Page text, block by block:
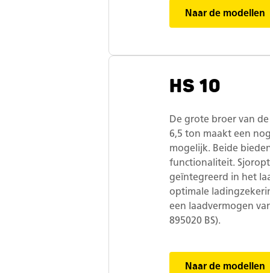
Naar de modellen
HS 10
De grote broer van
6,5 ton maakt een
mogelijk. Beide
functionaliteit.
geïntegreerd in het
optimale
een laadvermogen
895020 BS).
Naar de modellen